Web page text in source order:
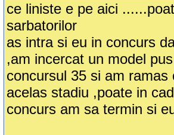
ce liniste e pe aici
sarbatorilor
as intra si eu in concurs
,am incercat un model
concursul 35 si am ramas
acelas stadiu ,poate in
concurs am sa termin si